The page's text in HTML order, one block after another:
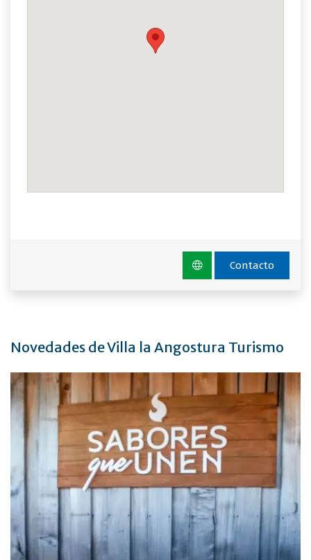
Contacto
Novedades de Villa la Angostura Turismo